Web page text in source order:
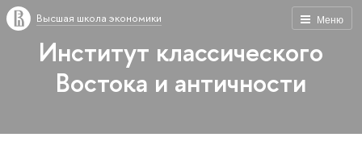
Меню
Высшая школа экономики
Институт классического
Востока и античности